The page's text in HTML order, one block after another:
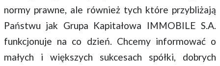
normy prawne, ale również tych które przybliżają
Państwu jak Grupa Kapitałowa IMMOBILE S.A.
funkcjonuje na co dzień. Chcemy informować o
małych i większych sukcesach spółki, dobrych